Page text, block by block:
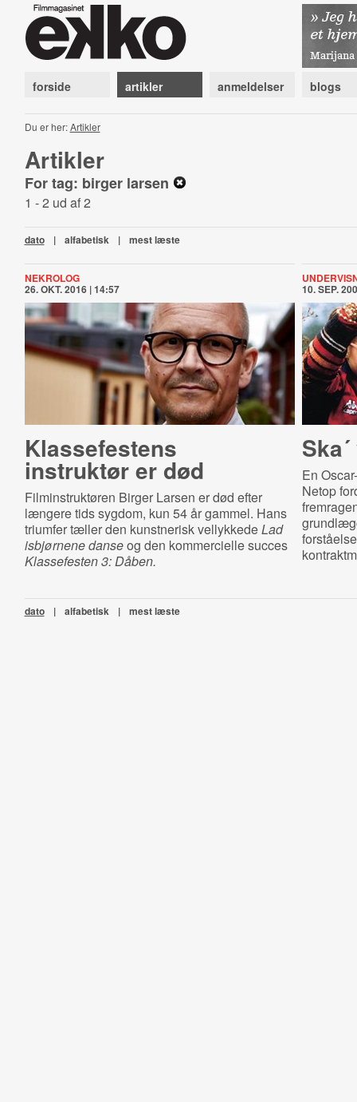
forside artikler anmeldelser blogs
Du er her:Artikler
Artikler
For tag: birger larsen
1 - 2 ud af 2
dato | alfabetisk | mest læste
NEKROLOG
26. OKT. 2016 | 14:57
Klassefestens
instruktør er død
Filminstruktøren Birger Larsen er død efter
længere tids sygdom, kun 54 år gammel. Hans
triumfer tæller den kunstnerisk vellykkedeLad
isbjørnene danseog den kommercielle succes
Klassefesten 3: Dåben.
10. SEP.
En
Netop
dato | alfabetisk | mest læste